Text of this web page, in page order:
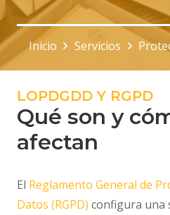
Inicio Servicios
LOPDGDD Y RGPD
Qué son y
afectan
El Reglamento General de
Datos (RGPD) configura una